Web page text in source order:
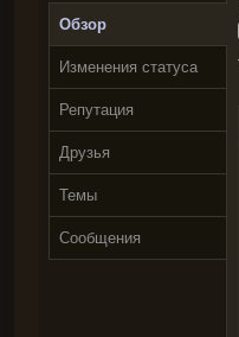
Обзор
Изменения статуса
Репутация
Друзья
Темы
Сообщения